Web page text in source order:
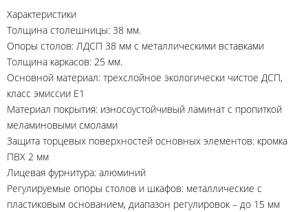
Характеристики
Толщина столешницы: 38 мм.
Опоры столов: ЛДСП 38 мм с металлическими вставками
Толщина каркасов: 25 мм.
Основной материал: трехслойное экологически чистое ДСП,
класс эмиссии Е1
Материал покрытия: износоустойчивый ламинат с пропиткой
меламиновыми смолами
Защита торцевых поверхностей основных элементов: кромка
ПВХ 2 мм
Лицевая фурнитура: алюминий
Регулируемые опоры столов и шкафов: металлические с
пластиковым основанием, диапазон регулировок – до 15 мм